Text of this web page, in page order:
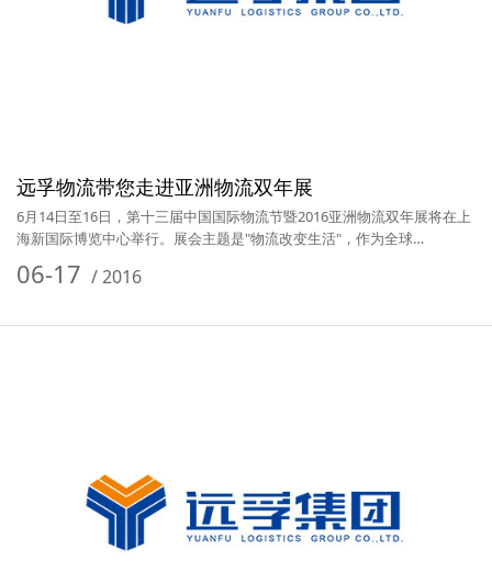
远孚物流带您走进亚洲物流双年展
6月14日至16日，第十三届中国国际物流节暨2016亚洲物流双年展将在上
海新国际博览中心举行。展会主题是"物流改变生活"，作为全球…
06-17 /2016